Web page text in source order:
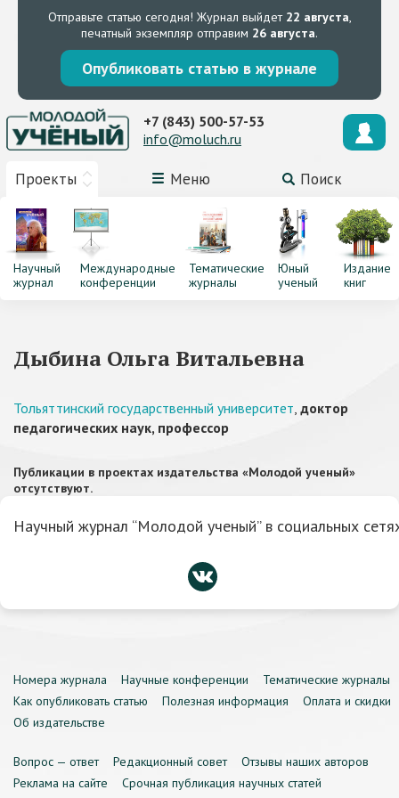
Отправьте статью сегодня! Журнал выйдет 22 августа,
печатный экземпляр отправим 26 августа.
Опубликовать статью в журнале
Проекты Меню Поиск
+7 (843) 500-57-53
info@moluch.ru
Научный
журнал
Международные
конференции
Тематические
журналы
Юный
ученый
Издание
книг
Дыбина Ольга Витальевна
Тольяттинский государственный университет, доктор
педагогических наук, профессор
Публикации в проектах издательства «Молодой ученый»
отсутствуют.
Научный журнал “Молодой ученый” в социальных
Номера журнала Научные конференции
Тематические журналы
Как опубликовать статью
Полезная информация
Оплата и скидки
Об издательстве
Вопрос — ответ Редакционный совет
Отзывы наших авторов
Реклама на сайте
Срочная публикация научных статей